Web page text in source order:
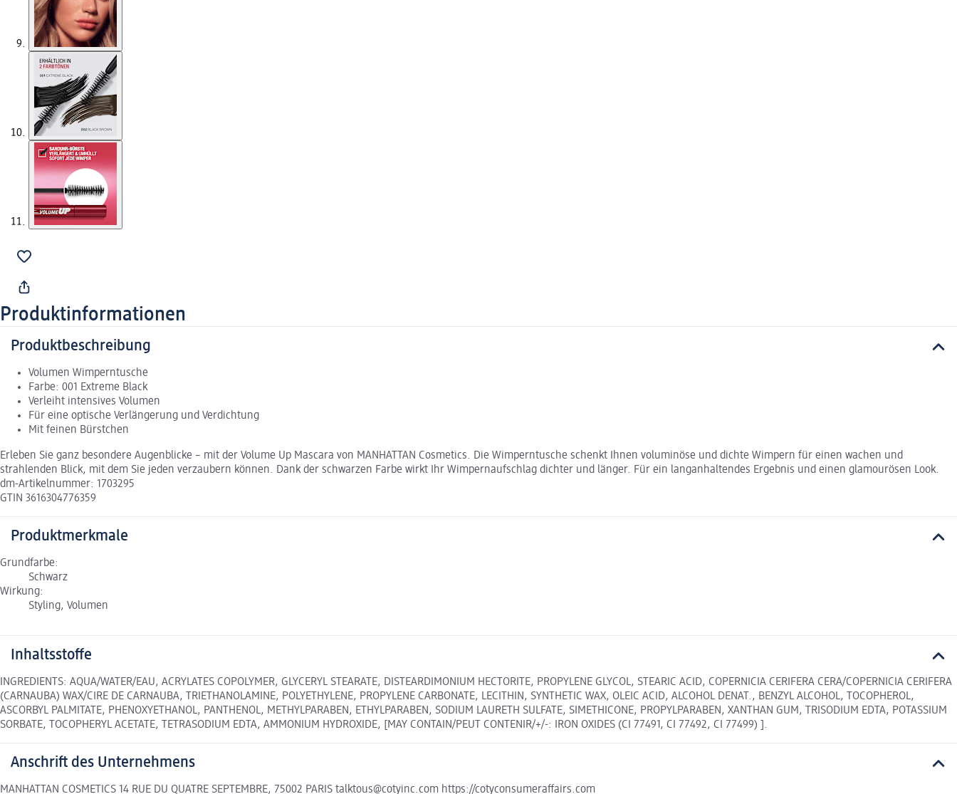
Produktinformationen
Produktbeschreibung
Volumen Wimperntusche
Farbe: 001 Extreme Black
Verleiht intensives Volumen
Für eine optische Verlängerung und Verdichtung
Mit feinen Bürstchen
Erleben Sie ganz besondere Augenblicke – mit der Volume Up Mascara von MANHATTAN Cosmetics. Die Wimperntusche schenkt Ihnen voluminöse und dichte Wimpern für einen wachen und
strahlenden Blick, mit dem Sie jeden verzaubern können. Dank der schwarzen Farbe wirkt Ihr Wimpernaufschlag dichter und länger. Für ein langanhaltendes Ergebnis und einen glamourösen Look.
dm-Artikelnummer: 1703295
GTIN 3616304776359
Produktmerkmale
Grundfarbe:
Schwarz
Wirkung:
Styling, Volumen
Inhaltsstoffe
INGREDIENTS: AQUA/WATER/EAU, ACRYLATES COPOLYMER, GLYCERYL STEARATE, DISTEARDIMONIUM HECTORITE, PROPYLENE GLYCOL, STEARIC ACID, COPERNICIA CERIFERA CERA/COPERNICIA CERIFERA
(CARNAUBA) WAX/CIRE DE CARNAUBA, TRIETHANOLAMINE, POLYETHYLENE, PROPYLENE CARBONATE, LECITHIN, SYNTHETIC WAX, OLEIC ACID, ALCOHOL DENAT., BENZYL ALCOHOL, TOCOPHEROL,
ASCORBYL PALMITATE, PHENOXYETHANOL, PANTHENOL, METHYLPARABEN, ETHYLPARABEN, SODIUM LAURETH SULFATE, SIMETHICONE, PROPYLPARABEN, XANTHAN GUM, TRISODIUM EDTA, POTASSIUM
SORBATE, TOCOPHERYL ACETATE, TETRASODIUM EDTA, AMMONIUM HYDROXIDE, [MAY CONTAIN/PEUT CONTENIR/+/-: IRON OXIDES (CI 77491, CI 77492, CI 77499) ].
Anschrift des Unternehmens
MANHATTAN COSMETICS 14 RUE DU QUATRE SEPTEMBRE, 75002 PARIS talktous@cotyinc.com https://cotyconsumeraffairs.com